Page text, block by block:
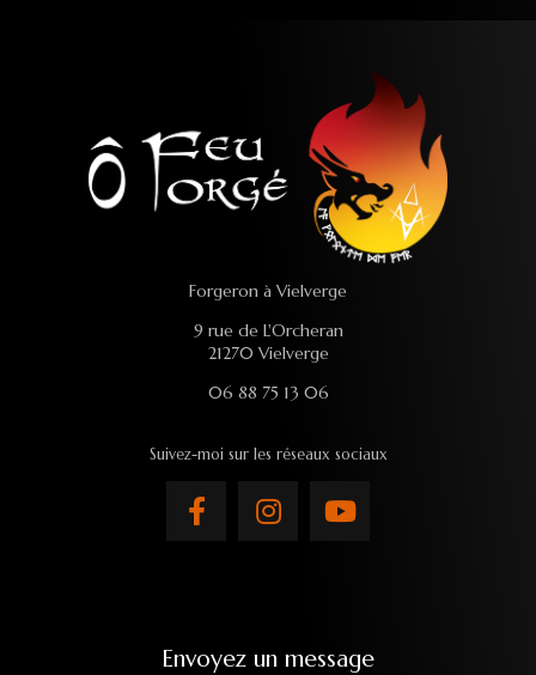
Forgeron à Vielverge
9 rue de L'Orcheran
21270 Vielverge
06 88 75 13 06
Suivez-moi sur les réseaux sociaux
Envoyez un message